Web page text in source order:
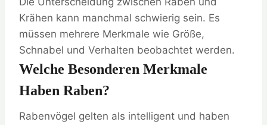
Krähen kann manchmal schwierig sein. Es
müssen mehrere Merkmale wie Größe,
Schnabel und Verhalten beobachtet werden.
Welche Besonderen Merkmale
Haben Raben?
Rabenvögel gelten als intelligent und haben